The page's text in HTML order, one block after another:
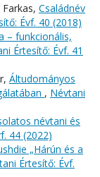
Családnév
Évf. 40 (2018)
– funkcionális,
Értesítő: Évf. 41
Áltudományos
, Névtani
névtani és
44 (2022)
„Hárún és a
Értesítő: Évf.